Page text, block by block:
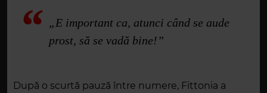
„E important ca, atunci când se aude
prost, să se vadă bine!”
După o scurtă pauză între numere, Fittonia a